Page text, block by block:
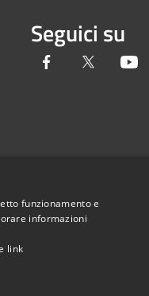
Seguici su
Facebook Twitter
di Pavia • Powered by
funzionamento e
informazioni
link